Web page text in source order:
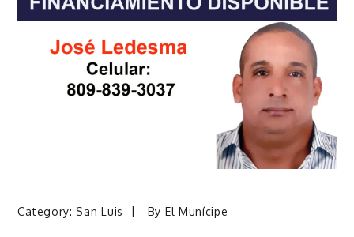
Category: San Luis By El Munícipe